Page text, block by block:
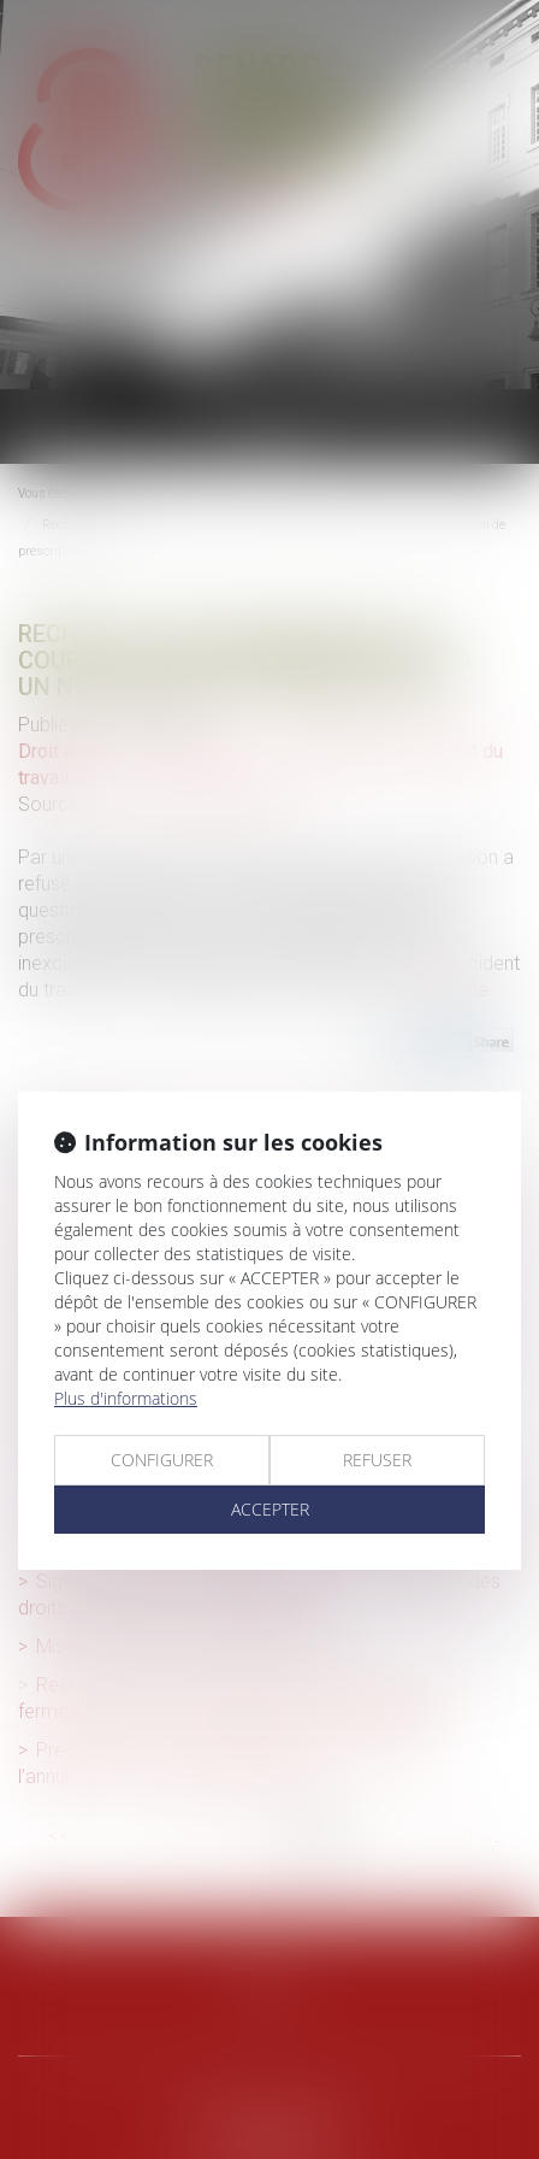
le
menu
Vous êtes ici :
Rechute et faute inexcusable : la Cour de cassation ferme la porte à un nouveau délai de
prescription
RECHUTE ET FAUTE INEXCUSABLE : LA
COUR DE CASSATION FERME LA PORTE À
UN NOUVEAU DÉLAI DE PRESCRIPTION
Publié le :
Droit du travail - Employeurs
Responsabilité accident du
travail
Source :
Par une décision du 23 janvier 2025, la Cour de cassation a
refusé de transmettre au Conseil constitutionnel une
question prioritaire de constitutionnalité portant sur la
prescription de l’action en reconnaissance de la faute
inexcusable de l’employeur en cas de rechute d’un accident
du travail ou d’une maladie professionnelle...
Historique
Transaction et rupture du contrat de travail : jusqu'où va la
renonciation du salarié ?
Secret des affaires et droit à la preuve : nouvelle limite
posée par la Cour de cassation !
Arnaques en ligne -Achats en ligne : vérifier la fiabilité du
site commerçant
Violence conjugale : le contrôle coercitif, un crime de
liberté désormais dans le droit français
Indemnité transactionnelle et cotisations sociales : la
Zoom sur la compétence exclusive de la Cour d'appel de
Signalements de harcèlement sexuel : le Défenseur des
droits publie ses recommandations
Mise à jour des taux et barèmes 2025
Rechute et faute inexcusable : la Cour de cassation
ferme la porte à un nouveau délai de prescription
Précisions sur la prescription de l’action visant à
l’annulation de la clause d’indexation
> >>
Information sur les cookies
Nous avons recours à des cookies techniques pour
assurer le bon fonctionnement du site, nous utilisons
également des cookies soumis à votre consentement
pour collecter des statistiques de visite.
Cliquez ci-dessous sur « ACCEPTER » pour accepter le
dépôt de l'ensemble des cookies ou sur « CONFIGURER
» pour choisir quels cookies nécessitant votre
consentement seront déposés (cookies statistiques),
avant de continuer votre visite du site.
Plus d'informations
CONFIGURER REFUSER
ACCEPTER